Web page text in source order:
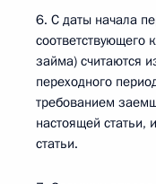
6. С даты начала
соответствующего
займа) считаются
переходного
требованием
настоящей статьи,
статьи.